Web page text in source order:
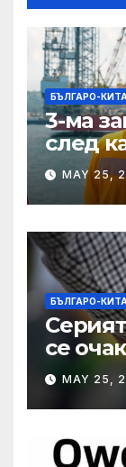
БЪЛГАРО-
3-ма
след
падна
MAY 25,
БЪЛГАРО-
се
новMAY 25,